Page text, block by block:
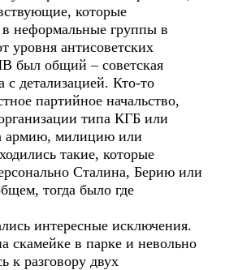
которые
в неформальные группы в
уровня антисоветских
был общий – советская
с детализацией. Кто-то
партийное начальство,
типа КГБ или
армию, милицию или
такие, которые
Сталина, Берию или
тогда было где
интересные исключения.
скамейке в парке и невольно
к разговору двух